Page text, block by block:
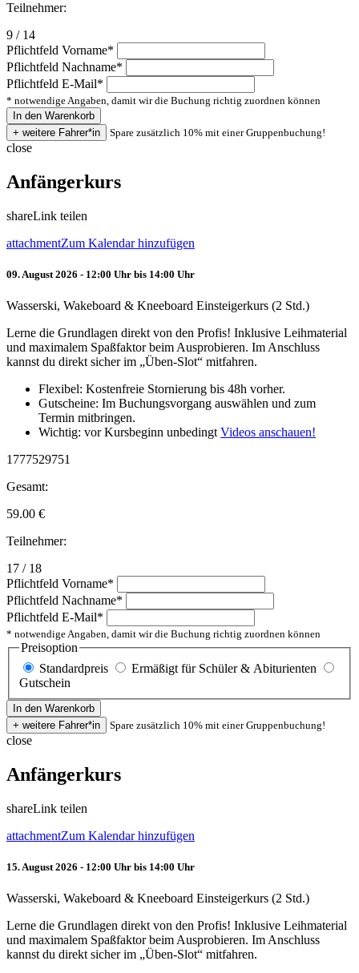
Teilnehmer:
9 / 14
Pflichtfeld Vorname*
Pflichtfeld Nachname*
Pflichtfeld E-Mail*
* notwendige Angaben, damit wir die Buchung richtig zuordnen können
Spare zusätzlich 10% mit einer Gruppenbuchung!
close
Anfängerkurs
shareLink teilen
attachmentZum Kalendar hinzufügen
09. August 2026 - 12:00 Uhr bis 14:00 Uhr
Wasserski, Wakeboard & Kneeboard Einsteigerkurs (2 Std.)
Lerne die Grundlagen direkt von den Profis! Inklusive Leihmaterial
und maximalem Spaßfaktor beim Ausprobieren. Im Anschluss
kannst du direkt sicher im „Üben-Slot“ mitfahren.
Flexibel: Kostenfreie Stornierung bis 48h vorher.
Gutscheine: Im Buchungsvorgang auswählen und zum
Termin mitbringen.
Wichtig: vor Kursbeginn unbedingt Videos anschauen!
1777529751
Gesamt:
59.00 €
Teilnehmer:
17 / 18
Pflichtfeld Vorname*
Pflichtfeld Nachname*
Pflichtfeld E-Mail*
* notwendige Angaben, damit wir die Buchung richtig zuordnen können
Preisoption
Standardpreis
Ermäßigt für Schüler & Abiturienten
Gutschein
Spare zusätzlich 10% mit einer Gruppenbuchung!
close
Anfängerkurs
shareLink teilen
attachmentZum Kalendar hinzufügen
15. August 2026 - 12:00 Uhr bis 14:00 Uhr
Wasserski, Wakeboard & Kneeboard Einsteigerkurs (2 Std.)
Lerne die Grundlagen direkt von den Profis! Inklusive Leihmaterial
und maximalem Spaßfaktor beim Ausprobieren. Im Anschluss
kannst du direkt sicher im „Üben-Slot“ mitfahren.